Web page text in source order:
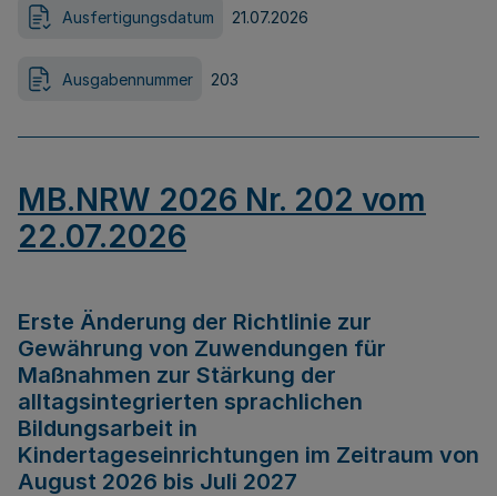
Ausfertigungsdatum 21.07.2026
Ausgabennummer 203
MB.NRW 2026 Nr. 202 vom
22.07.2026
Erste Änderung der Richtlinie zur
Gewährung von Zuwendungen für
Maßnahmen zur Stärkung der
alltagsintegrierten sprachlichen
Bildungsarbeit in
Kindertageseinrichtungen im Zeitraum von
August 2026 bis Juli 2027